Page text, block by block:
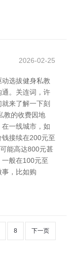
2026-02-25
选拔健身私教
。关连词，许
来了解一下刻
教的收费因地
一线城市，如
接续在200元至
能高达800元甚
般在100元至
，比如购
8 下一页